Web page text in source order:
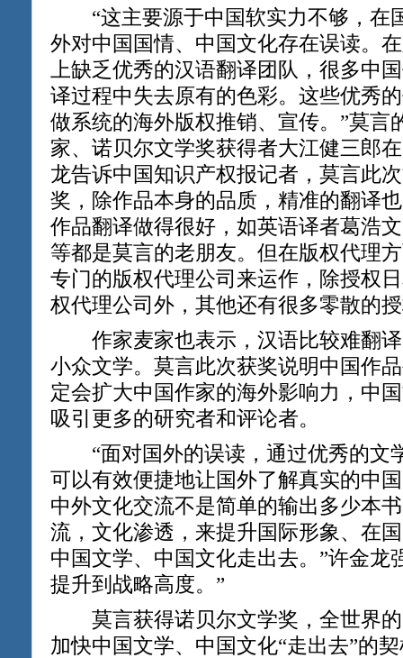
“这主要源于中国软实力不够，在
外对中国国情、中国文化存在误读。
上缺乏优秀的汉语翻译团队，很多中
译过程中失去原有的色彩。这些优秀
做系统的海外版权推销、宣传。”莫言
家、诺贝尔文学奖获得者大江健三郎
龙告诉中国知识产权报记者，莫言此
奖，除作品本身的品质，精准的翻译
作品翻译做得很好，如英语译者葛浩
等都是莫言的老朋友。但在版权代理
专门的版权代理公司来运作，除授权
权代理公司外，其他还有很多零散的
作家麦家也表示，汉语比较难翻译
小众文学。莫言此次获奖说明中国作
定会扩大中国作家的海外影响力，中
吸引更多的研究者和评论者。
“面对国外的误读，通过优秀的文
可以有效便捷地让国外了解真实的中
中外文化交流不是简单的输出多少本
流，文化渗透，来提升国际形象、在
中国文学、中国文化走出去。”许金龙
提升到战略高度。”
莫言获得诺贝尔文学奖，全世界的
加快中国文学、中国文化“走出去”的